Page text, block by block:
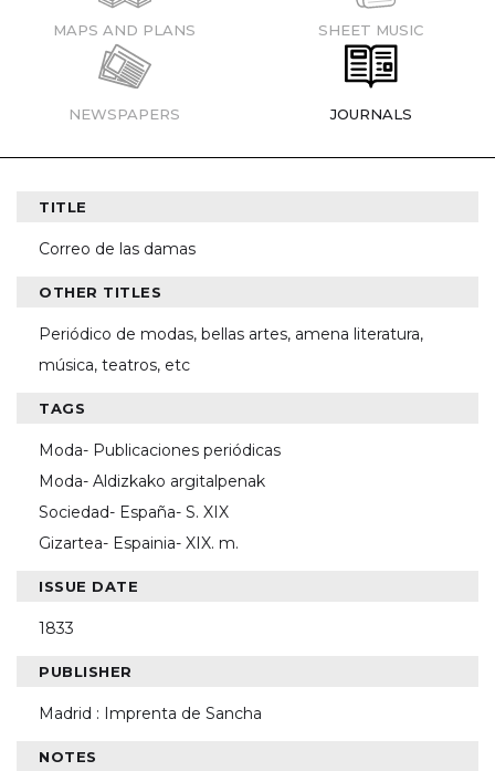
MAPS AND PLANS SHEET MUSIC
NEWSPAPERS JOURNALS
TITLE
Correo de las damas
OTHER TITLES
Periódico de modas, bellas artes, amena literatura,
música, teatros, etc
TAGS
Moda- Publicaciones periódicas
Moda- Aldizkako argitalpenak
Sociedad- España- S. XIX
Gizartea- Espainia- XIX. m.
ISSUE DATE
1833
PUBLISHER
Madrid : Imprenta de Sancha
NOTES